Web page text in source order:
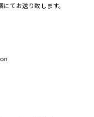
てお送り致します。